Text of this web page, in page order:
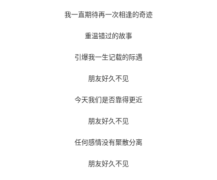
我一直期待再一次相逢的奇迹
重温错过的故事
引爆我一生记载的际遇
朋友好久不见
今天我们是否靠得更近
朋友好久不见
任何感情没有聚散分离
朋友好久不见